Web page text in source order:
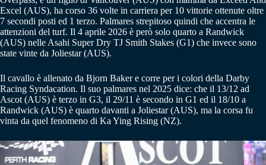
Excel (AUS), ha corso 36 volte in carriera per 10 vittorie ottenute oltre
7 secondi posti ed 1 terzo. Palmares strepitoso quindi che accentra le
attenzioni del turf. Il 4 aprile 2026 è però solo quarto a Randwick
(AUS) nelle Asahi Super Dry TJ Smith Stakes (G1) che invece sono
state vinte da Joliestar (AUS).
Il cavallo è allenato da Bjorn Baker e corre per i colori della Darby
Racing Syndacation. Il suo palmares nel 2025 dice: che il 13/12 ad
Ascot (AUS) è terzo in G3, il 29/11 è secondo in G1 ed il 18/10 a
Randwick (AUS) è quarto davanti a Joliestar (AUS), ma la corsa fu
vinta da quel fenomeno di Ka Ying Rising (NZ).